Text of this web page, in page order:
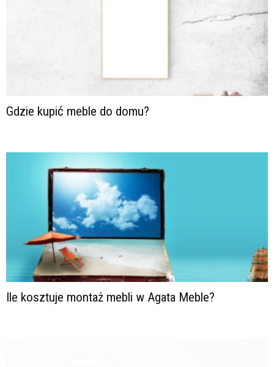
Gdzie kupić meble do domu?
Ile kosztuje montaż mebli w Agata Meble?